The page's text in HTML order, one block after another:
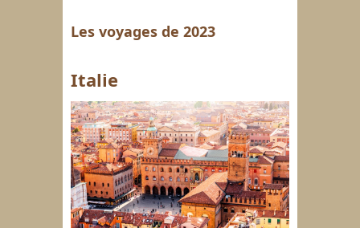
Les voyages de 2023
Italie